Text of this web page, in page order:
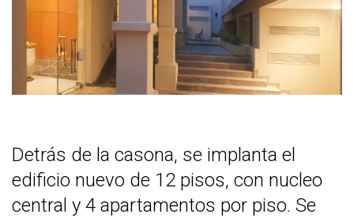
Detrás de la casona, se implanta el
edificio nuevo de 12 pisos, con nucleo
central y 4 apartamentos por piso. Se